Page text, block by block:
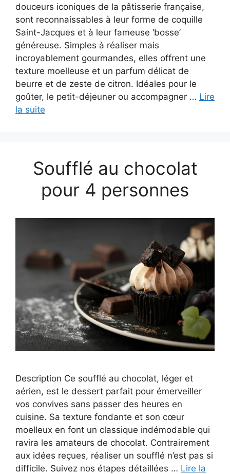
douceurs iconiques de la pâtisserie française,
sont reconnaissables à leur forme de coquille
Saint-Jacques et à leur fameuse ‘bosse’
généreuse. Simples à réaliser mais
incroyablement gourmandes, elles offrent une
texture moelleuse et un parfum délicat de
beurre et de zeste de citron. Idéales pour le
goûter, le petit-déjeuner ou accompagner … Lire
la suite
Soufflé au chocolat
pour 4 personnes
Description Ce soufflé au chocolat, léger et
aérien, est le dessert parfait pour émerveiller
vos convives sans passer des heures en
cuisine. Sa texture fondante et son cœur
moelleux en font un classique indémodable qui
ravira les amateurs de chocolat. Contrairement
aux idées reçues, réaliser un soufflé n’est pas si
difficile. Suivez nos étapes détaillées … Lire la